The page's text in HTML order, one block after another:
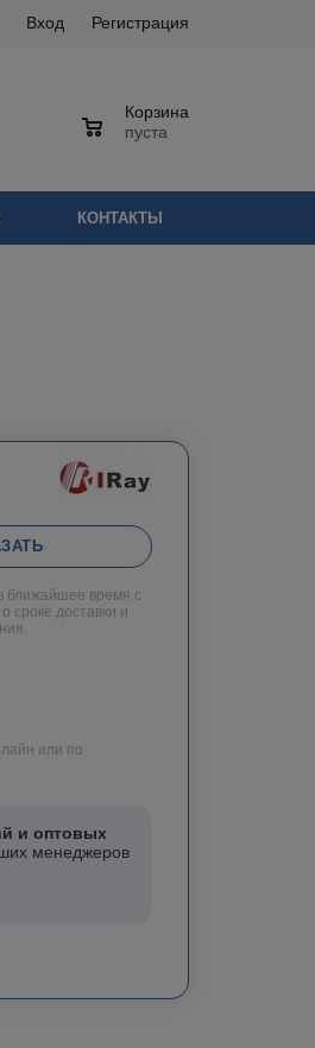
Вход Регистрация
Корзина
пуста
КОНТАКТЫ
ближайшее время с
сроке доставки и
или по
и оптовых
менеджеров